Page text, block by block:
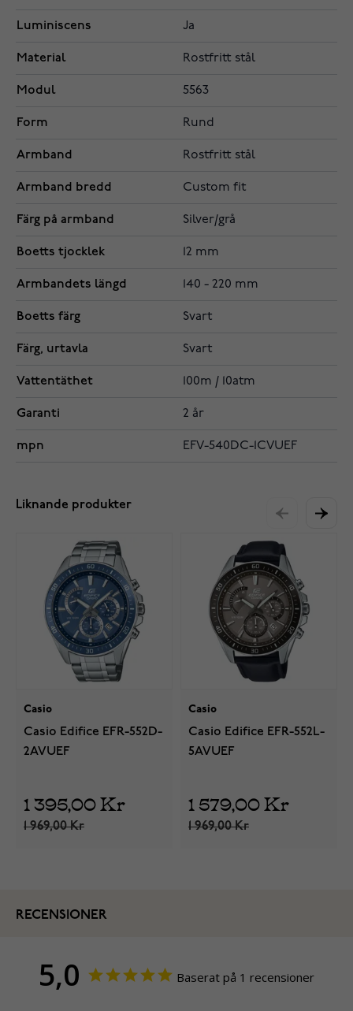
Luminiscens Ja
Material Rostfritt stål
Modul 5563
Form Rund
Armband Rostfritt stål
Armband bredd Custom fit
Färg på armband Silver/grå
Boetts tjocklek 12 mm
Armbandets längd 140 - 220 mm
Boetts färg Svart
Färg, urtavla Svart
Vattentäthet 100m / 10atm
Garanti 2 år
mpn EFV-540DC-1CVUEF
Liknande produkter
Casio
Casio Edifice EFR-552D-
2AVUEF
1 395,00 Kr
1 969,00 Kr
Casio
Casio Edifice EFR-552L-
5AVUEF
1 579,00 Kr
1 969,00 Kr
RECENSIONER
5,0 Baserat på 1 recensioner